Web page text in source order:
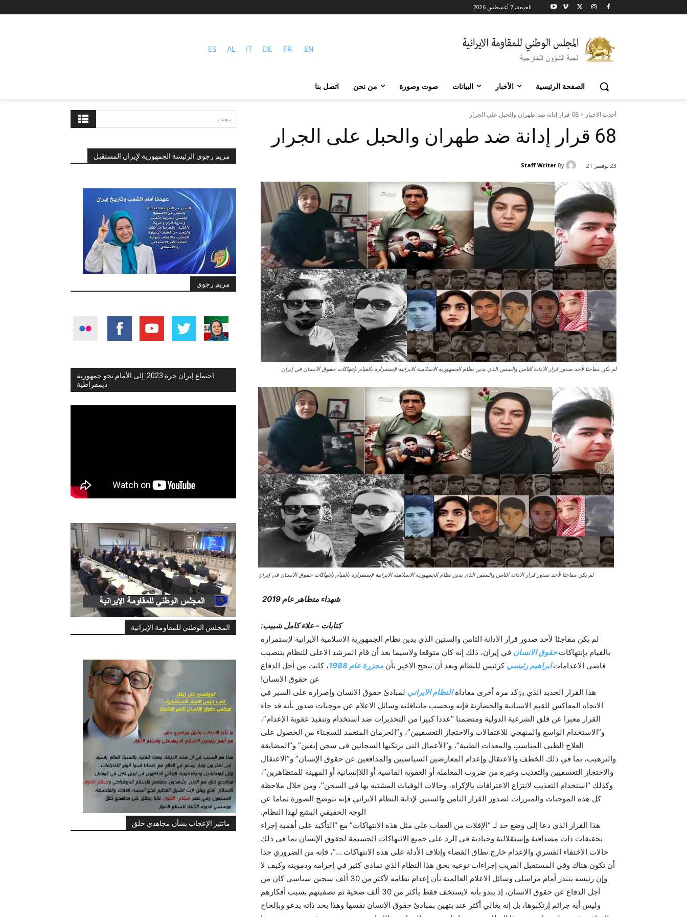
الجمعة, 7 أغسطس 2026
ES AL IT DE FR EN
الصفحة الرئيسية الأخبار البيانات صوت وصورة من نحن اتصل بنا
يبحث
مريم رجوي الرئيسة الجمهورية لإيران المستقبل
مريم رجوي
اجتماع إيران حرة 2023: إلى الأمام نحو جمهورية
ديمقراطية
المجلس الوطني للمقاومة الإيرانية
ماتثير الإعجاب بشأن مجاهدي خلق
أحدث الاخبار 68 قرار إدانة ضد طهران والحبل على الجرار
68 قرار إدانة ضد طهران والحبل على الجرار
23 نوفمبر 21 By
Staff Writer
لم يکن مفاجئا لأحد صدور قرار الادانة الثامن والستين الذي يدين نظام الجمهورية الاسلامية الايرانية لإستمراره بالقيام بإنتهاکات حقوق الانسان في إيران
لم يکن مفاجئا لأحد صدور قرار الادانة الثامن والستين الذي يدين نظام الجمهورية الاسلامية الايرانية لإستمراره بالقيام بإنتهاکات حقوق الانسان في إيران
شهداء متظاهر عام 2019
کتابات – علاء کامل شبيب:
لم يکن مفاجئا لأحد صدور قرار الادانة الثامن والستين الذي يدين نظام الجمهورية الاسلامية الايرانية لإستمراره
بالقيام بإنتهاکاتحقوق الانسان في إيران، ذلك إنه کان متوقعا ولاسيما بعد أن قام المرشد الاعلى للنظام بتنصيب
قاضي الاعداماتابراهيم رئيسي کرئيس للنظام وبعد أن تبجح الاخير بأن مجزرة عام 1988
، کانت من أجل الدفاع
عن حقوق الانسان!
هذا القرار الجديد الذي يٶکد مرة أخرى معاداةالنظام الايراني لمبادئ حقوق الانسان وإصراره على السير في
الاتجاه المعاکس للقيم الانسانية والحضارية فإنه وبحسب ماتناقلته وسائل الاعلام عن موجبات صدور بأنه قد جاء
القرار معبرا عن قلق الشرعية الدولية ومتضمنا “عددا كبيرا من التحذيرات ضد استخدام وتنفيذ عقوبة الإعدام”،
و”الاستخدام الواسع والمنهجي للاعتقالات والاحتجاز التعسفيين”، و”الحرمان المتعمد للسجناء من الحصول على
العلاج الطبي المناسب والمعدات الطبية”، و”الأعمال التي يرتكبها السجانين في سجن إيفين” و”المضايقة
والترهيب، بما في ذلك الخطف والاعتقال وإعدام المعارضين السياسيين والمدافعين عن حقوق الإنسان” و”الاعتقال
والاحتجاز التعسفيين والتعذيب وغيره من ضروب المعاملة أو العقوبة القاسية أو اللاإنسانية أو المهينة للمتظاهرين”،
وكذلك “استخدام التعذيب لانتزاع الاعترافات بالإكراه، وحالات الوفيات المشتبه بها في السجن”، ومن خلال ملاحظة
کل هذه الموجبات والمبررات لصدور القرار الثامن والستين لإدانة النظام الايراني فإنه تتوضح الصورة تماما عن
الوجه الحقيقي البشع لهذا النظام.
هذا القرار الذي دعا إلى وضع حد لـ “الإفلات من العقاب على مثل هذه الانتهاكات” مع “التأكيد على أهمية إجراء
تحقيقات ذات مصداقية وإستقلالية وحيادية في الرد على جميع الانتهاكات الجسيمة لحقوق الإنسان بما في ذلك
حالات الاختفاء القسري والإعدام خارج نطاق القضاء وإتلاف الأدلة على هذه الانتهاكات …”، فإنه من الضروري جدا
أن تکون هناك وفي المستقبل القريب إجراءات نوعية بحق هذا النظام الذي تمادى کثير في إجرامه ودمويته وکيف لا
وإن رئيسه يتندر أمام مراسلي وسائل الاعلام العالمية بأن إعدام نظامه لأکثر من 30 ألف سجين سياسي کان من
أجل الدفاع عن حقوق الانسان، إذ يبدو بأنه لايستخف فقط بأکثر من 30 ألف ضحية تم تصفيتهم بسبب أفکارهم
وليس أية جرائم إرتکبوها، بل إنه يغالي أکثر عند يتهين بمبادئ حقوق الانسان نفسها وهذا بحد ذاته يدعو وبإلحاح